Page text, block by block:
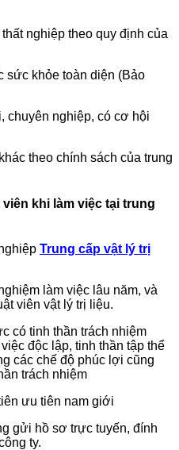
nghiệp theo quy định của
khỏe toàn diện (Bảo
chuyên nghiệp, có cơ hội
theo chính sách của trung
khi làm việc tại trung
Trung cấp vật lý trị
làm việc lâu năm, và
viên vật lý trị liệu.
có tinh thần trách nhiệm
độc lập, tinh thần tập thể
các chế độ phúc lợi cũng
trách nhiệm
ưu tiên nam giới
gửi hồ sơ trực tuyến, đính
ty.